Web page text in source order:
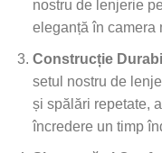
nostru de lenjerie
eleganță în camera
Construcție
setul nostru de
și spălări repetate,
încredere un timp